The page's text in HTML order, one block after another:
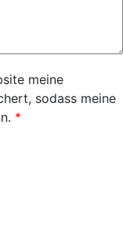
meine
sodass meine
*